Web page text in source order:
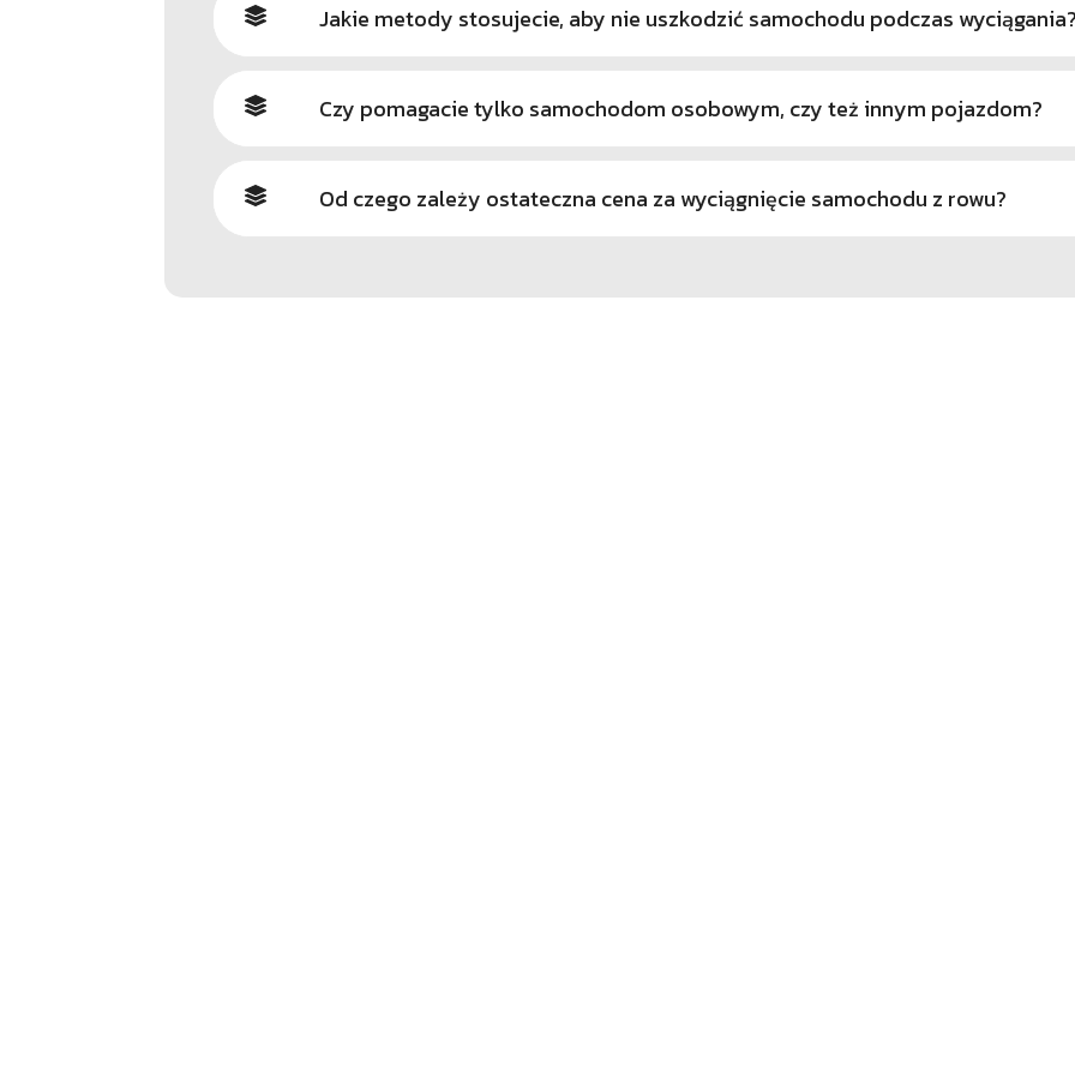
Jakie metody stosujecie, aby nie uszkodzić samochodu podczas
Czy pomagacie tylko samochodom osobowym, czy też innym pojazdom?
Od czego zależy ostateczna cena za wyciągnięcie samochodu z rowu?